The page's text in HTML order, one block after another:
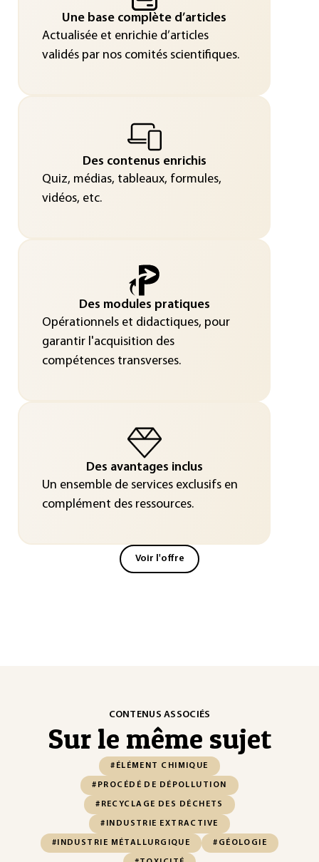
Une base complète d’articles
Actualisée et enrichie d’articles
validés par nos comités scientifiques.
Des contenus enrichis
Quiz, médias, tableaux, formules,
vidéos, etc.
Des modules pratiques
Opérationnels et didactiques, pour
garantir l'acquisition des
compétences transverses.
Des avantages inclus
Un ensemble de services exclusifs en
complément des ressources.
Voir l'offre
CONTENUS ASSOCIÉS
Sur le même sujet
#ÉLÉMENT CHIMIQUE
#PROCÉDÉ DE DÉPOLLUTION
#RECYCLAGE DES DÉCHETS
#INDUSTRIE EXTRACTIVE
#INDUSTRIE MÉTALLURGIQUE #GÉOLOGIE